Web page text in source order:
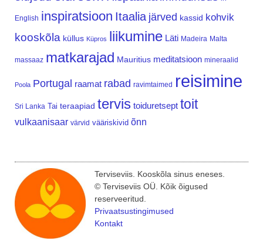
English inspiratsioon Itaalia järved kassid kohvik
kooskõla küllus Küpros liikumine Läti Madeira Malta
massaaz matkarajad Mauritius meditatsioon mineraalid
Poola Portugal raamat rabad ravimtaimed reisimine
Sri Lanka Tai teraapiad tervis toiduretsept toit
vulkaanisaar värvid vääriskivid õnn
Terviseviis. Kooskõla sinus eneses.
© Terviseviis OÜ. Kõik õigused
reserveeritud.
Privaatsustingimused
Kontakt